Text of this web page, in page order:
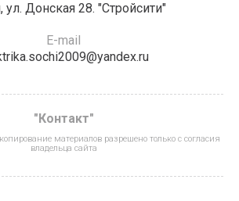
ул. Донская 28. "Стройсити"
E-mail
"Контакт"
материалов разрешено только с согласия
владельца сайта